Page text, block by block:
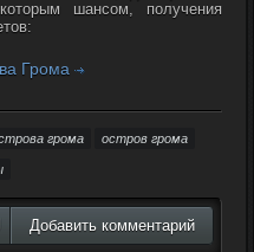
шансом, получения
Грома
грома остров грома
Добавить комментарий